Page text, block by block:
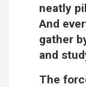
neatly
And
gather
and
The